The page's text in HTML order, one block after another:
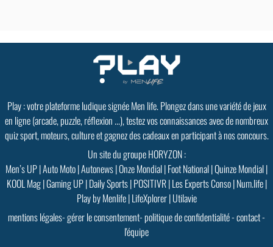
Play : votre plateforme ludique signée Men life. Plongez dans une variété de jeux
en ligne (arcade, puzzle, réflexion ...), testez vos connaissances avec de nombreux
quiz sport, moteurs, culture et gagnez des cadeaux en participant à nos concours.
Un site du groupe HORYZON :
Men’s UP|Auto Moto|Autonews|Onze Mondial|Foot National|Quinze Mondial|
KOOL Mag|Gaming UP|Daily Sports|POSITIVR|Les Experts Conso|Num.life|
Play by Menlife|LifeXplorer|Utilavie
mentions légales-gérer le consentement-politique de confidentialité-contact-
l'équipe